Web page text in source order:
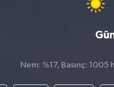
Nem: %17, Basınç: